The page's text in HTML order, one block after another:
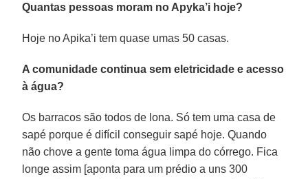
Quantas pessoas moram no Apyka’i hoje?
Hoje no Apika’i tem quase umas 50 casas.
A comunidade continua sem eletricidade e acesso
à água?
Os barracos são todos de lona. Só tem uma casa de
sapé porque é difícil conseguir sapé hoje. Quando
não chove a gente toma água limpa do córrego. Fica
longe assim [aponta para um prédio a uns 300